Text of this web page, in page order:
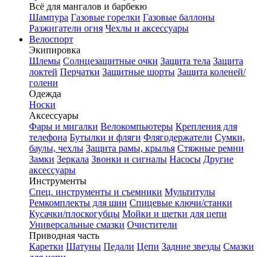
Всё для мангалов и барбекю
Шампура Газовые горелки Газовые баллоны
Разжигатели огня Чехлы и аксессуары
Велоспорт
Экипировка
Шлемы Солнцезащитные очки Защита тела Защита
локтей Перчатки Защитные шорты Защита коленей/
голени
Одежда
Носки
Аксессуары
Фары и мигалки Велокомпьютеры Крепления для
телефона Бутылки и фляги Флягодержатели Сумки,
баулы, чехлы Защита рамы, крылья Стяжные ремни
Замки Зеркала Звонки и сигналы Насосы Другие
аксессуары
Инструменты
Спец. инструменты и съемники Мультитулы
Ремкомплекты для шин Спицевые ключи/станки
Кусачки/плоскогубцы Мойки и щетки для цепи
Универсальные смазки Очистители
Приводная часть
Каретки Шатуны Педали Цепи Задние звезды Смазки